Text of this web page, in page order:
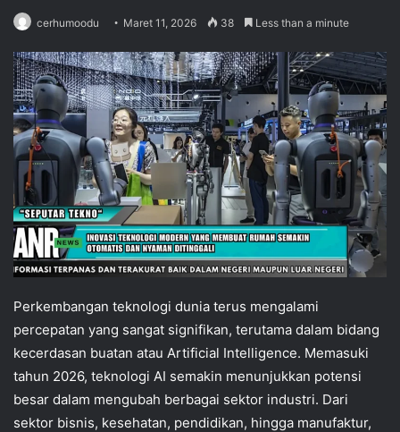
cerhumoodu Maret 11, 2026 38 Less than a minute
Perkembangan teknologi dunia terus mengalami
percepatan yang sangat signifikan, terutama dalam bidang
kecerdasan buatan atau Artificial Intelligence. Memasuki
tahun 2026, teknologi AI semakin menunjukkan potensi
besar dalam mengubah berbagai sektor industri. Dari
sektor bisnis, kesehatan, pendidikan, hingga manufaktur,